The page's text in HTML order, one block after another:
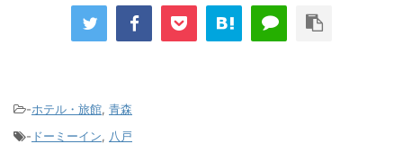
-ホテル・旅館, 青森
- ドーミーイン, 八戸